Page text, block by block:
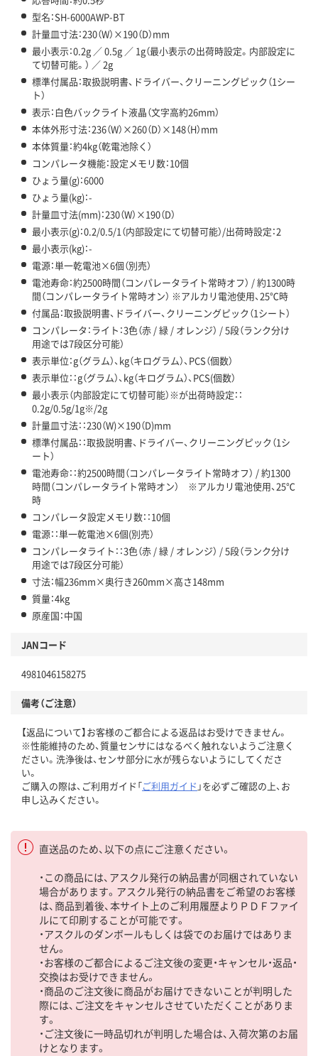
型名：SH-6000AWP-BT
計量皿寸法：230（W）×190（D）mm
最小表示：0.2g ／ 0.5g ／ 1g（最小表示の出荷時設定。内部設定に
て切替可能。） ／ 2g
標準付属品：取扱説明書、ドライバー、クリーニングピック（1シー
ト）
表示：白色バックライト液晶（文字高約26mm）
本体外形寸法：236（W）×260（D）×148（H）mm
本体質量：約4kg（乾電池除く）
コンパレータ機能：設定メモリ数：10個
ひょう量(g)：6000
ひょう量(kg)：-
計量皿寸法(mm)：230（W）×190（D）
最小表示(g)：0.2/0.5/1（内部設定にて切替可能）/出荷時設定：2
最小表示(kg)：-
電源：単一乾電池×6個（別売）
電池寿命：約2500時間（コンパレータライト常時オフ） / 約1300時
間（コンパレータライト常時オン） ※アルカリ電池使用、25℃時
付属品：取扱説明書、ドライバー、クリーニングピック（1シート）
コンパレータ：ライト：3色（赤 / 緑 / オレンジ） / 5段（ランク分け
用途では7段区分可能）
表示単位：g（グラム）、kg（キログラム）、PCS（個数）
表示単位：：g（グラム）、kg（キログラム）、PCS(個数）
最小表示（内部設定にて切替可能）※が出荷時設定：：
0.2g/0.5g/1g※/2g
計量皿寸法：：230（W)×190（D)mm
標準付属品：：取扱説明書、ドライバー、クリーニングピック（1シ
ート）
電池寿命：：約2500時間（コンパレータライト常時オフ） / 約1300
時間（コンパレータライト常時オン） ※アルカリ電池使用、25℃
時
コンパレータ設定メモリ数：：10個
電源：：単一乾電池×6個(別売）
コンパレータライト：：3色（赤 / 緑 / オレンジ） / 5段（ランク分け
用途では7段区分可能）
寸法：幅236mm×奥行き260mm×高さ148mm
質量：4kg
原産国：中国
JANコード
4981046158275
備考（ご注意）
【返品について】お客様のご都合による返品はお受けできません。
※性能維持のため、質量センサにはなるべく触れないようご注意く
ださい。洗浄後は、センサ部分に水が残らないようにしてくださ
い。
ご購入の際は、ご利用ガイド「ご利用ガイド 」を必ずご確認の上、お
申し込みください。
直送品のため、以下の点にご注意ください。
・この商品には、アスクル発行の納品書が同梱されていない
場合があります。アスクル発行の納品書をご希望のお客様
は、商品到着後、本サイト上のご利用履歴よりＰＤＦファイ
ルにて印刷することが可能です。
・アスクルのダンボールもしくは袋でのお届けではありま
せん。
・お客様のご都合によるご注文後の変更・キャンセル・返品・
交換はお受けできません。
・商品のご注文後に商品がお届けできないことが判明した
際には、ご注文をキャンセルさせていただくことがありま
す。
・ご注文後に一時品切れが判明した場合は、入荷次第のお届
けとなります。